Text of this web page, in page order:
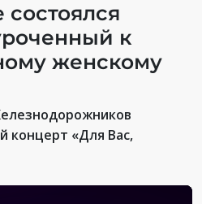
к
женскому
концерт «Для Вас,